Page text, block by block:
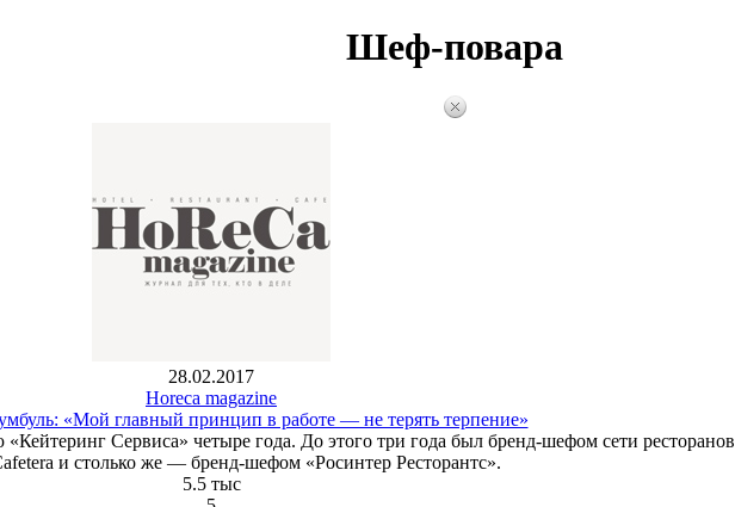
Шеф-повара
28.02.2017
Horeca magazine
«Мой главный принцип в работе — не терять терпение»
«Кейтеринг Сервиса» четыре года. До этого три года был бренд-шефом сети ресторанов
и столько же — бренд-шефом «Росинтер Ресторантс».
5.5 тыс